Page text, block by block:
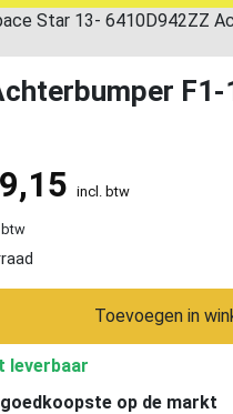
Star 13- 6410D942ZZ
incl. btw
btw
Toevoegen in
leverbaar
op de markt